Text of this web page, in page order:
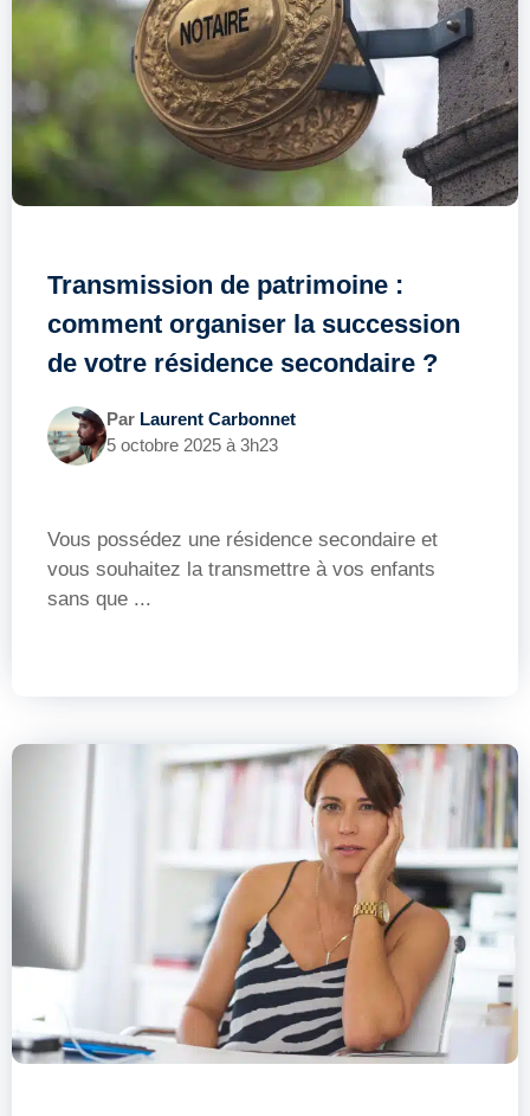
Transmission de patrimoine :
comment organiser la succession
de votre résidence secondaire ?
Par Laurent Carbonnet
5 octobre 2025 à 3h23
Vous possédez une résidence secondaire et
vous souhaitez la transmettre à vos enfants
sans que ...